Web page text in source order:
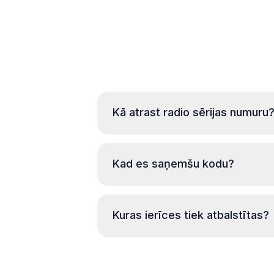
Kā atrast radio sērijas numuru?
Kad es saņemšu kodu?
Kuras ierīces tiek atbalstītas?